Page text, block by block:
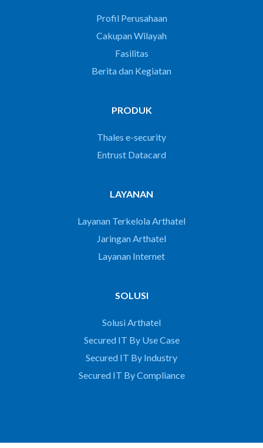
Profil Perusahaan
Cakupan Wilayah
Fasilitas
Berita dan Kegiatan
PRODUK
Thales e-security
Entrust Datacard
LAYANAN
Layanan Terkelola Arthatel
Jaringan Arthatel
Layanan Internet
SOLUSI
Solusi Arthatel
Secured IT By Use Case
Secured IT By Industry
Secured IT By Compliance